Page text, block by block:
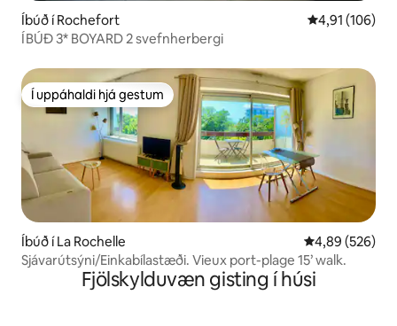
Íbúð í Rochefort 4,91 af 5 í
4,91 (106)
ÍBÚÐ 3* BOYARD 2 svefnherbergi
Í uppáhaldi hjá gestum
Í uppáhaldi hjá gestum
Íbúð í La Rochelle 4,89 af 5 í
4,89 (526)
Sjávarútsýni/Einkabílastæði. Vieux port-plage 15’ walk.
Fjölskylduvæn gisting í húsi